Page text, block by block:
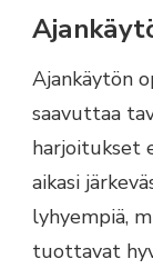
Ajankäytön
saavuttaa
harjoitukset
aikasi
lyhyempiä,
tuottavat